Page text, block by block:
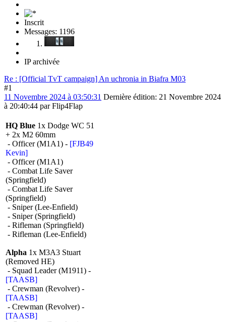
Inscrit
Messages: 1196
IP archivée
Re : [Official TvT campaign] An uchronia in Biafra M03
#1
11 Novembre 2024 à 03:50:31 Dernière édition: 21 Novembre 2024
à 20:40:44 par Flip4Flap
HQ Blue 1x Dodge WC 51
+ 2x M2 60mm
- Officer (M1A1) - [FJB49
Kevin]
- Officer (M1A1)
- Combat Life Saver
(Springfield)
- Combat Life Saver
(Springfield)
- Sniper (Lee-Enfield)
- Sniper (Springfield)
- Rifleman (Springfield)
- Rifleman (Lee-Enfield)
Alpha 1x M3A3 Stuart
(Removed HE)
- Squad Leader (M1911) -
[TAASB]
- Crewman (Revolver) -
[TAASB]
- Crewman (Revolver) -
[TAASB]